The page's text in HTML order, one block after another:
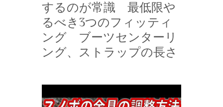
するのが常識 最低限や
るべき3つのフィッティ
ング ブーツセンターリ
ング、ストラップの長さ